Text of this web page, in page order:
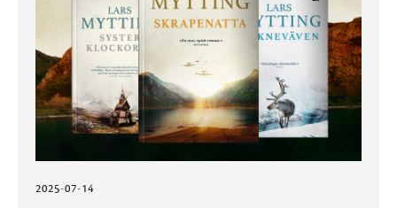
2025-07-14